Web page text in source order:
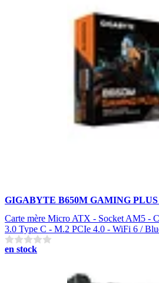
GIGABYTE B650M GAMING
Carte mère Micro ATX - Socket AM5 -
3.0 Type C - M.2 PCIe 4.0 - WiFi 6 /
en stock